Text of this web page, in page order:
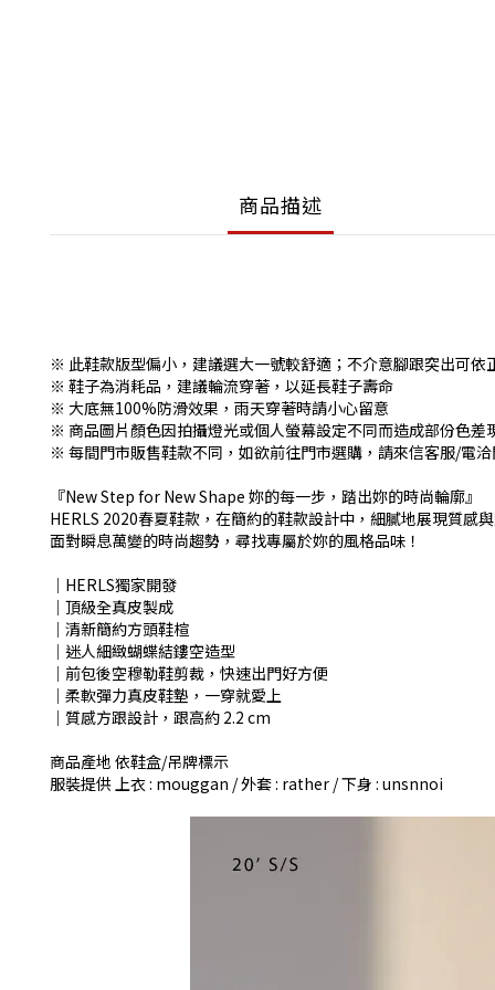
商品描述
※ 此鞋款版型偏小，建議選大一號較舒適；不介意腳跟突出可
※ 鞋子為消耗品，建議輪流穿著，以延長鞋子壽命
※ 大底無100%防滑效果，雨天穿著時請小心留意
※ 商品圖片顏色因拍攝燈光或個人螢幕設定不同而造成部份色差
※ 每間門市販售鞋款不同，如欲前往門市選購，請來信客服/電
『New Step for New Shape 妳的每一步，踏出妳的時尚輪廓』
HERLS 2020春夏鞋款，在簡約的鞋款設計中，細膩地展現質感
面對瞬息萬變的時尚趨勢，尋找專屬於妳的風格品味！
│HERLS獨家開發
│頂級全真皮製成
│清新簡約方頭鞋楦
│迷人細緻蝴蝶結鏤空造型
│前包後空穆勒鞋剪裁，快速出門好方便
│柔軟彈力真皮鞋墊，一穿就愛上
│質感方跟設計，跟高約 2.2 cm
商品產地 依鞋盒/吊牌標示
服裝提供 上衣 : mouggan / 外套 : rather / 下身 : unsnnoi